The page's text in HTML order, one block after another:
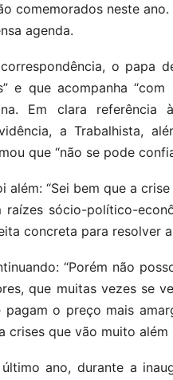
comemorados neste
agenda.
o papa
e que acompanha
Em clara referência
a Trabalhista,
que “não se pode
além: “Sei bem que a
raízes sócio-político-
concreta para resolver
“Porém não
que muitas vezes se
pagam o preço mais
crises que vão muito além
ano, durante a